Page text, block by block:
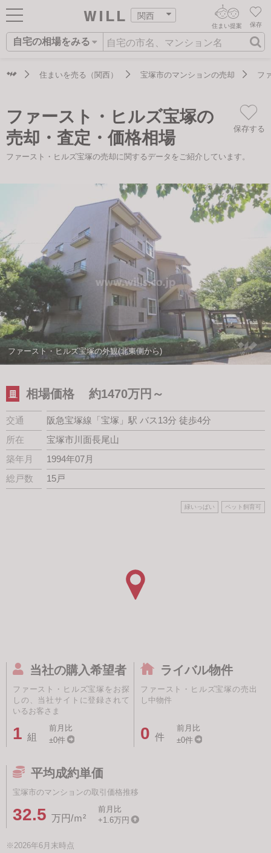
関西
ログイン
新規会員登録
住まいをさがす
住まいを売る
店舗案内
スタッフ紹介
会社案内
保存
住まい提案
自宅の相場をみる
住まいをさがす
住まい事例をさが
スタッフをさがす
AIウィルくんの提案
AI住まい提案を受ける
AI査定・チャット相談する
不動産エージェントの提案
相場データを依頼する
住まいを売る（関西） 宝塚市のマンションの売却 フ
ファースト・ヒルズ宝塚の
売却・査定・価格相場
保存する
ファースト・ヒルズ宝塚の売却に関するデータをご紹介しています。
ファースト・ヒルズ宝塚の外観(北東側から)
相場価格 約1470万円～
交通
阪急宝塚線「宝塚」駅 バス13分 徒歩4分
所在
宝塚市川面長尾山
築年月
1994年07月
総戸数
15戸
ペット飼育可
緑いっぱい
当社の購入希望者
ファースト・ヒルズ宝塚をお探
しの、当社サイトに登録されて
いるお客さま
1 組
前月比
±0件
ライバル物件
ファースト・ヒルズ宝塚の売出
し中物件
0 件
前月比
±0件
平均成約単価
宝塚市のマンションの取引価格推移
32.5 万円/ｍ²
前月比
+1.6万円
※2026年6月末時点